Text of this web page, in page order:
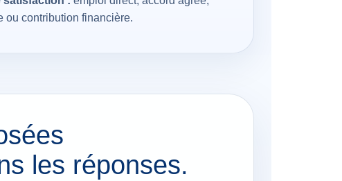
ou contribution financière.
les réponses.